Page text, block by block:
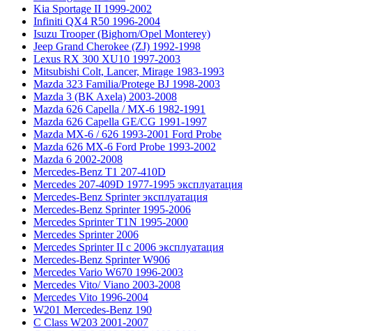
Kia Sportage II 1999-2002
Infiniti QX4 R50 1996-2004
Isuzu Trooper (Bighorn/Opel Monterey)
Jeep Grand Cherokee (ZJ) 1992-1998
Lexus RX 300 XU10 1997-2003
Mitsubishi Colt, Lancer, Mirage 1983-1993
Mazda 323 Familia/Protege BJ 1998-2003
Mazda 3 (BK Axela) 2003-2008
Mazda 626 Capella / MX-6 1982-1991
Mazda 626 Capella GE/CG 1991-1997
Mazda MX-6 / 626 1993-2001 Ford Probe
Mazda 626 MX-6 Ford Probe 1993-2002
Mazda 6 2002-2008
Mercedes-Benz T1 207-410D
Mercedes 207-409D 1977-1995 эксплуатация
Mercedes-Benz Sprinter эксплуатация
Mercedes-Benz Sprinter 1995-2006
Mercedes Sprinter T1N 1995-2000
Mercedes Sprinter 2006
Mercedes Sprinter II с 2006 эксплуатация
Mercedes-Benz Sprinter W906
Mercedes Vario W670 1996-2003
Mercedes Vito/ Viano 2003-2008
Mercedes Vito 1996-2004
W201 Mercedes-Benz 190
C Class W203 2001-2007